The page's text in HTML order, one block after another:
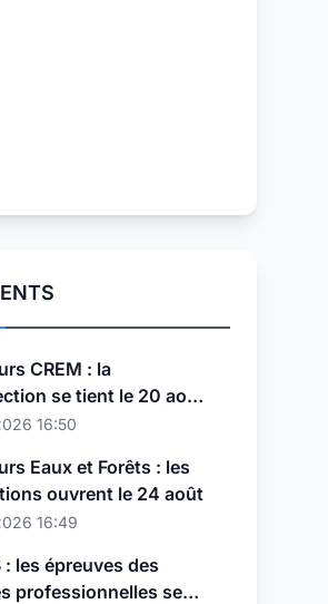
CREM : la
se tient le 20 août,
format
16:50
Eaux et Forêts : les
ouvrent le 24 août
16:49
: les épreuves des
professionnelles se